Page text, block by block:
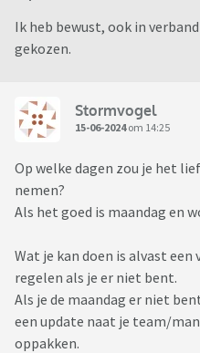
Ik heb bewust, ook in
gekozen.
Stormvogel
15-06-2024om 14:25
Op welke dagen zou je het
nemen?
Als het goed is maandag en
Wat je kan doen is alvast
regelen als je er niet bent.
Als je de maandag er niet
een update naat je team/
oppakken.